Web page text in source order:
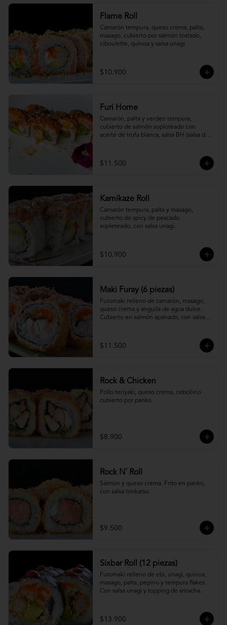
Flame Roll
Camarón tempura, queso crema, palta,
masago, cubierto por salmón tostado,
ciboulette, quínoa y salsa unagi
$10.900
Furi Home
Camarón, palta y verdeo tempura,
cubierto de salmón soploteado con
aceite de trufa blanca, salsa BH (salsa de
$11.500
Kamikaze Roll
Camarón tempura, palta y masago,
cubierto de spicy de pescado
sopleteado, con salsa unagi.
$10.900
Maki Furay (6 piezas)
Futomaki relleno de camarón, masago,
queso crema y anguila de agua dulce.
Cubierto en salmón apanado, con salsa
$11.500
Rock & Chicken
Pollo teriyaki, queso crema, cebollino
cubierto por panko.
$8.900
Rock N´ Roll
Salmón y queso crema. Frito en panko,
con salsa tonkatsu.
$9.500
Sixbar Roll (12 piezas)
Futomaki relleno de ebi, unagi, quínoa,
masago, palta, pepino y tempura flakes.
Con salsa unagi y topping de sriracha.
$13.900